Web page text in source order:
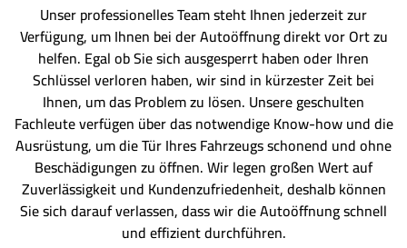
Unser professionelles Team steht Ihnen jederzeit zur
Verfügung, um Ihnen bei der Autoöffnung direkt vor Ort zu
helfen. Egal ob Sie sich ausgesperrt haben oder Ihren
Schlüssel verloren haben, wir sind in kürzester Zeit bei
Ihnen, um das Problem zu lösen. Unsere geschulten
Fachleute verfügen über das notwendige Know-how und die
Ausrüstung, um die Tür Ihres Fahrzeugs schonend und ohne
Beschädigungen zu öffnen. Wir legen großen Wert auf
Zuverlässigkeit und Kundenzufriedenheit, deshalb können
Sie sich darauf verlassen, dass wir die Autoöffnung schnell
und effizient durchführen.